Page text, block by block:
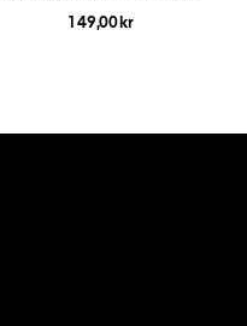
149,00 kr